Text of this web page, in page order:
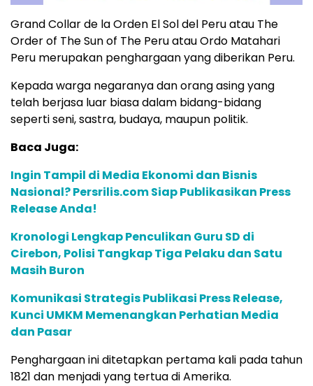
Grand Collar de la Orden El Sol del Peru atau The
Order of The Sun of The Peru atau Ordo Matahari
Peru merupakan penghargaan yang diberikan Peru.
Kepada warga negaranya dan orang asing yang
telah berjasa luar biasa dalam bidang-bidang
seperti seni, sastra, budaya, maupun politik.
Baca Juga:
Ingin Tampil di Media Ekonomi dan Bisnis
Nasional? Persrilis.com Siap Publikasikan Press
Release Anda!
Kronologi Lengkap Penculikan Guru SD di
Cirebon, Polisi Tangkap Tiga Pelaku dan Satu
Masih Buron
Komunikasi Strategis Publikasi Press Release,
Kunci UMKM Memenangkan Perhatian Media
dan Pasar
Penghargaan ini ditetapkan pertama kali pada tahun
1821 dan menjadi yang tertua di Amerika.